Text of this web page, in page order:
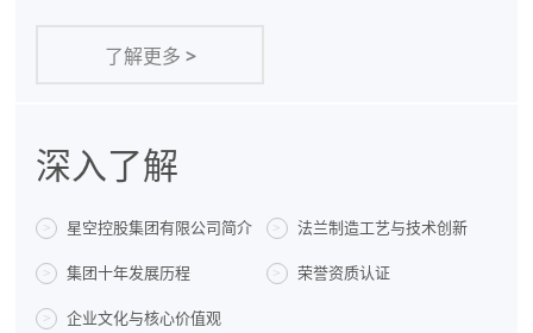
了解更多 >
深入了解
> 星空控股集团有限公司简介 > 法兰制造工艺与技术创新
> 集团十年发展历程 > 荣誉资质认证
> 企业文化与核心价值观